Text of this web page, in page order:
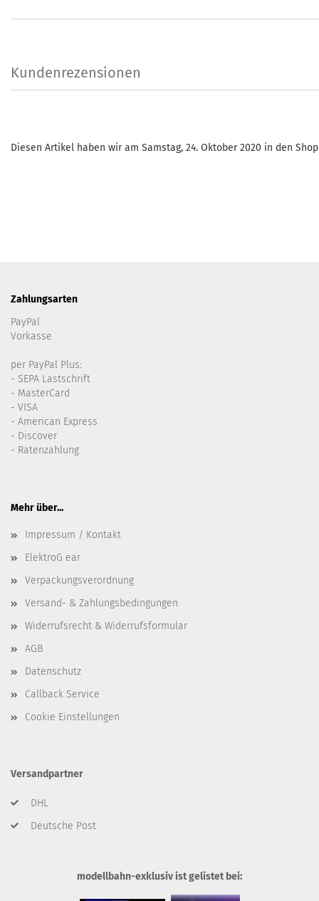
Kundenrezensionen
Diesen Artikel haben wir am Samstag, 24. Oktober 2020 in den
Zahlungsarten
PayPal
Vorkasse
per PayPal Plus:
- SEPA Lastschrift
- MasterCard
- VISA
- American Express
- Discover
- Ratenzahlung
Mehr über...
Impressum / Kontakt
ElektroG ear
Verpackungsverordnung
Versand- & Zahlungsbedingungen
Widerrufsrecht & Widerrufsformular
AGB
Datenschutz
Callback Service
Cookie Einstellungen
Versandpartner
DHL
Deutsche Post
modellbahn-exklusiv ist gelistet bei: